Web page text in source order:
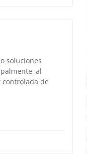
soluciones
al
controlada de